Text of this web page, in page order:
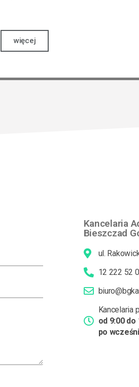
więcej
Kancelaria
Bieszczad
ul.
12 222 52
Kancelaria
od 9:00 do
po